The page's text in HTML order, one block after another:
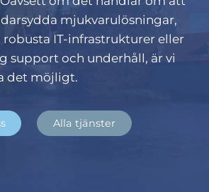
mjukvarulösningar,
IT-infrastrukturer eller
support och underhåll, är vi
det möjligt.
Alla tjänster